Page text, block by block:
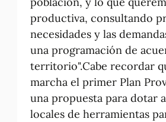
productiva, consultando
necesidades y las
una programación de
territorio".Cabe recordar
marcha el primer Plan
una propuesta para dotar
locales de herramientas